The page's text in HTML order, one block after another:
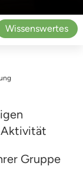
Wissenswertes
Gruppe